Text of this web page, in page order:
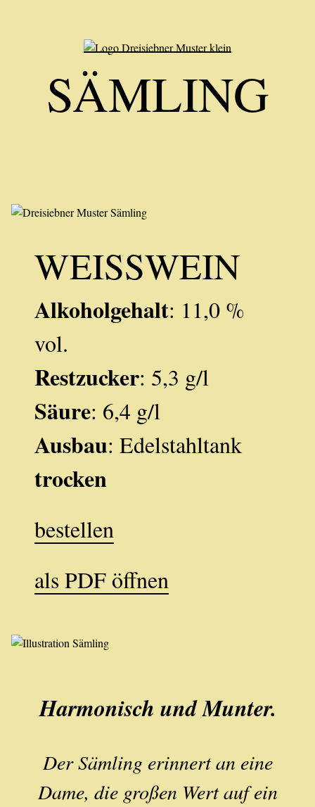
SÄMLING
WEISSWEIN
Alkoholgehalt: 11,0 %
vol.
Restzucker: 5,3 g/l
Säure: 6,4 g/l
Ausbau: Edelstahltank
trocken
bestellen
als PDF öffnen
Harmonisch und Munter.
Der Sämling erinnert an eine
Dame, die großen Wert auf ein